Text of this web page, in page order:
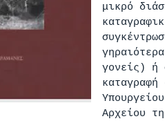
μικρό
γονείς) ή
Αρχείου